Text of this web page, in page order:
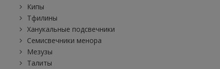
Кипы
Тфилины
Ханукальные подсвечники
Семисвечники менора
Мезузы
Талиты